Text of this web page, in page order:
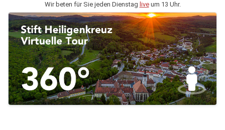
Wir beten für Sie jeden Dienstag liveum 13 Uhr.